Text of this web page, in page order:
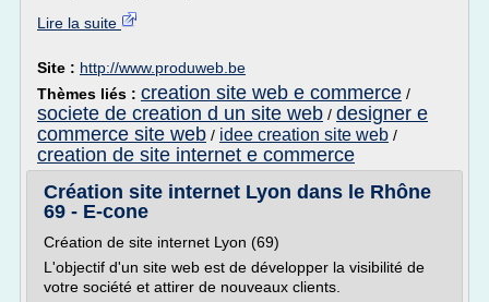
Lire la suite
Site : http://www.produweb.be
Thèmes liés : creation site web e commerce /
societe de creation d un site web / designer e
commerce site web / idee creation site web /
creation de site internet e commerce
Création site internet Lyon dans le Rhône
69 - E-cone
Création de site internet Lyon (69)
L'objectif d'un site web est de développer la visibilité de
votre société et attirer de nouveaux clients.